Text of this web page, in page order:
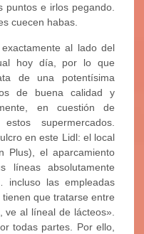
puntos e irlos pegando.
cuecen habas.
al lado del
hoy día, por lo que
de una potentísima
de buena calidad y
en cuestión de
supermercados.
en este Lidl: el local
Plus), el aparcamiento
absolutamente
incluso las empleadas
que tratarse entre
ve al líneal de lácteos».
todas partes. Por ello,